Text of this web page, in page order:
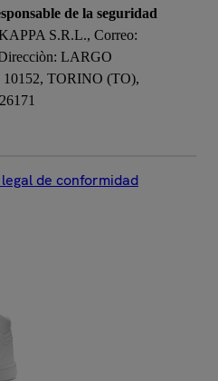
de la seguridad
S.R.L., Correo:
LARGO
TORINO (TO),
de conformidad